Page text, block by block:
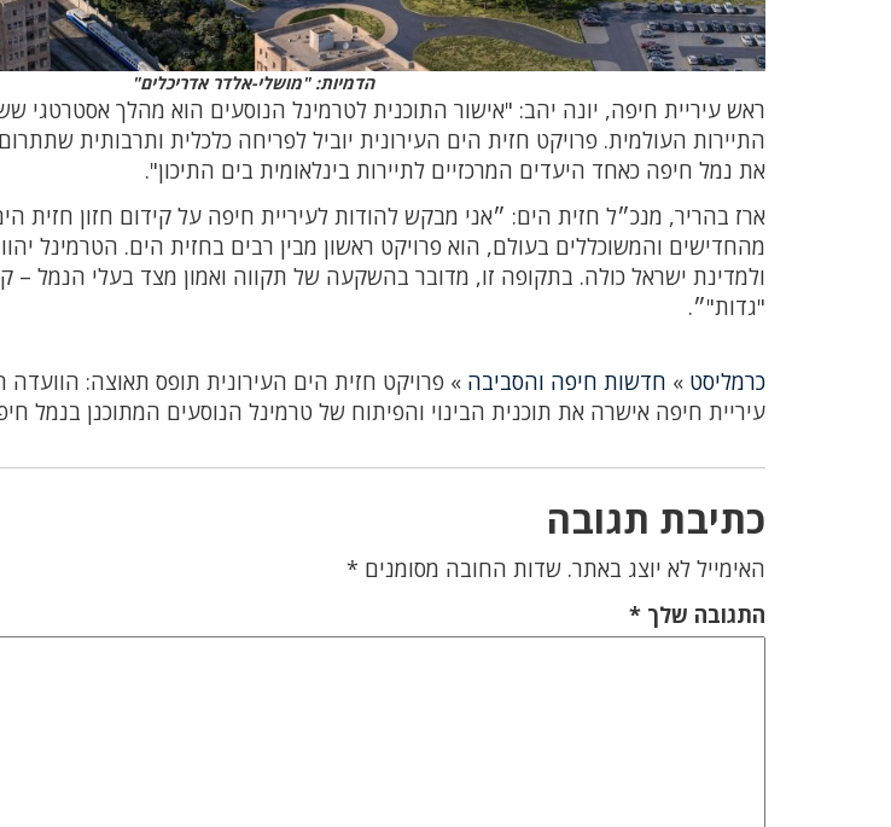
הדמיות: "מושלי-אלדר אדריכלים"
ראש עיריית חיפה, יונה יהב: "אישור התוכנית לטרמינל הנוסעים הוא מהלך
התיירות העולמית. פרויקט חזית הים העירונית יוביל לפריחה כלכלית ותרבותית
את נמל חיפה כאחד היעדים המרכזיים לתיירות בינלאומית בים התיכון".
ארז בהריר, מנכ״ל חזית הים: ״אני מבקש להודות לעיריית חיפה על קידום חזון חזית
מהחדישים והמשוכללים בעולם, הוא פרויקט ראשון מבין רבים בחזית הים. הטרמינל
ולמדינת ישראל כולה. בתקופה זו, מדובר בהשקעה של תקווה ואמון מצד בעלי הנמל –
"גדות"״.
כרמליסט » חדשות חיפה והסביבה »פרויקט חזית הים העירונית תופס תאוצה: הוועדה
עיריית חיפה אישרה את תוכנית הבינוי והפיתוח של טרמינל הנוסעים המתוכנן בנמל
כתיבת תגובה
האימייל לא יוצג באתר. שדות החובה מסומנים *
התגובה שלך*